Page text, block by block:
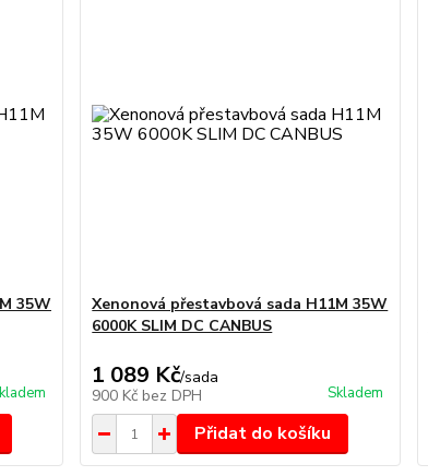
35W
Xenonová přestavbová sada H11M 35W
6000K SLIM DC CANBUS
1 089 Kč/sada
900 Kč bez DPH Skladem
Přidat do košíku